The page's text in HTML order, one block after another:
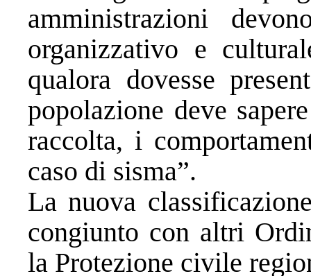
amministrazioni
organizzativo e
qualora dovesse
popolazione deve
raccolta, i
caso di sisma”.
La nuova
congiunto con altri
la Protezione civile